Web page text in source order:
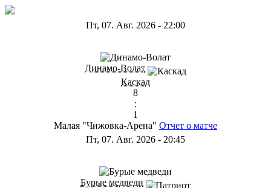
Пт, 07. Авг. 2026 - 22:00
Динамо-Волат
Каскад
8
:
1
Малая "Чижовка-Арена" Отчет о матче
Пт, 07. Авг. 2026 - 20:45
Бурые медведи